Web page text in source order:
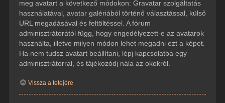
meg avatart a következő módokon: Gravatar szolgáltatás
használatával, avatar galériából történő választással, külső
URL megadásával és feltöltéssel. A fórum
adminisztrátorától függ, hogy engedélyezett-e az avatarok
használta, illetve milyen módon lehet megadni ezt a képet.
Ha nem tudsz avatart beállítani, lépj kapcsolatba egy
adminisztrátorral, és tájékozódj nála az okokról.
Vissza a tetejére